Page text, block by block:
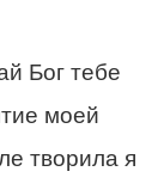
Бог тебе
моей
творила я